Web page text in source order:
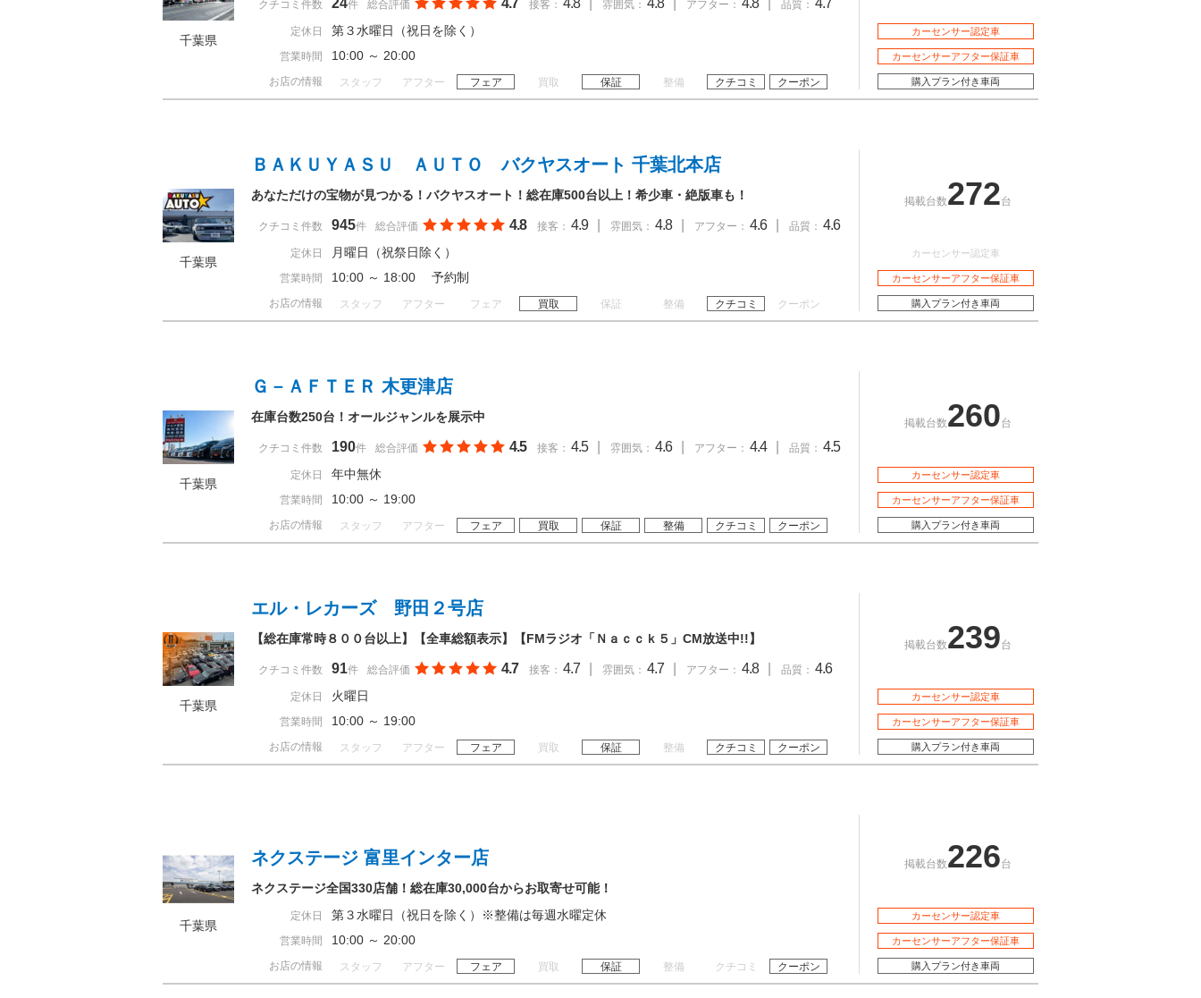
千葉県
クチコミ件数 24件 総合評価 4.7 接客： 4.8 雰囲気： 4.8 アフター： 4.8 品質： 4.7
定休日 第３水曜日（祝日を除く）
営業時間 10:00 ～ 20:00
お店の情報 スタッフ アフター フェア 買取 保証 整備 クチコミ クーポン
カーセンサー認定車
カーセンサーアフター保証車
購入プラン付き車両
千葉県
ＢＡＫＵＹＡＳＵ ＡＵＴＯ バクヤスオート 千葉北本店
あなただけの宝物が見つかる！バクヤスオート！総在庫500台以上！希少車・絶版車も！
クチコミ件数 945件 総合評価 4.8 接客： 4.9 雰囲気： 4.8 アフター： 4.6 品質： 4.6
定休日 月曜日（祝祭日除く）
営業時間 10:00 ～ 18:00 予約制
お店の情報 スタッフ アフター フェア 買取 保証 整備 クチコミ クーポン
掲載台数272台
カーセンサー認定車
カーセンサーアフター保証車
購入プラン付き車両
千葉県
Ｇ－ＡＦＴＥＲ 木更津店
在庫台数250台！オールジャンルを展示中
クチコミ件数 190件 総合評価 4.5 接客： 4.5 雰囲気： 4.6 アフター： 4.4 品質： 4.5
定休日 年中無休
営業時間 10:00 ～ 19:00
お店の情報 スタッフ アフター フェア 買取 保証 整備 クチコミ クーポン
掲載台数260台
カーセンサー認定車
カーセンサーアフター保証車
購入プラン付き車両
千葉県
エル・レカーズ 野田２号店
【総在庫常時８００台以上】【全車総額表示】【FMラジオ「Ｎａｃｃｋ５」CM放送中!!】
クチコミ件数 91件 総合評価 4.7 接客： 4.7 雰囲気： 4.7 アフター： 4.8 品質： 4.6
定休日 火曜日
営業時間 10:00 ～ 19:00
お店の情報 スタッフ アフター フェア 買取 保証 整備 クチコミ クーポン
掲載台数239台
カーセンサー認定車
カーセンサーアフター保証車
購入プラン付き車両
千葉県
ネクステージ 富里インター店
ネクステージ全国330店舗！総在庫30,000台からお取寄せ可能！
定休日 第３水曜日（祝日を除く）※整備は毎週水曜定休
営業時間 10:00 ～ 20:00
お店の情報 スタッフ アフター フェア 買取 保証 整備 クチコミ クーポン
掲載台数226台
カーセンサー認定車
カーセンサーアフター保証車
購入プラン付き車両